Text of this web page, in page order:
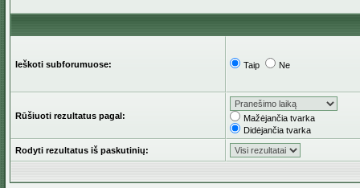
Ieškoti subforumuose: Taip Ne
Rūšiuoti rezultatus pagal:
Mažėjančia tvarka
Didėjančia tvarka
Rodyti rezultatus iš paskutinių: